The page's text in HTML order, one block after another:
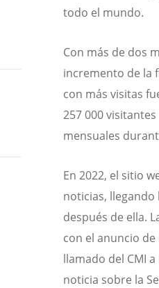
todo el mundo.
Con más de dos
incremento de la
con más visitas
257 000
mensuales
En 2022, el sitio
noticias,
después de ella.
con el anuncio
llamado del CMI
noticia sobre la